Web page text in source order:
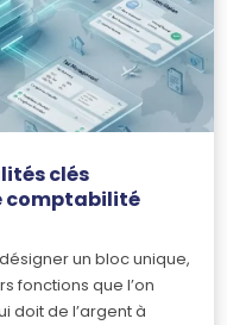
clés
comptabilité
un bloc unique,
fonctions que l’on
doit de l’argent à